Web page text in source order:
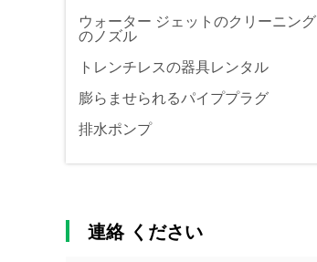
ウォーター ジェットのクリーニング
のノズル
トレンチレスの器具レンタル
膨らませられるパイププラグ
排水ポンプ
連絡 ください